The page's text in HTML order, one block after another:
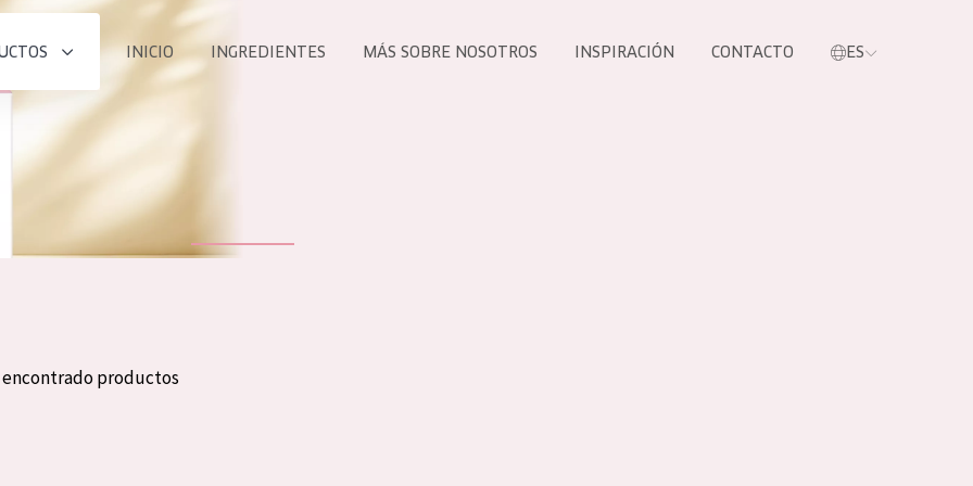
Essentials
Lift+
INICIO INGREDIENTES MÁS SOBRE NOSOTROS INSPIRACIÓN CONTACTO ES
encontrado productos